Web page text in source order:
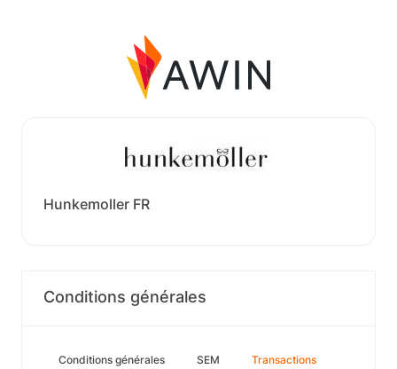
Hunkemoller FR
Conditions générales
Conditions générales SEM Transactions